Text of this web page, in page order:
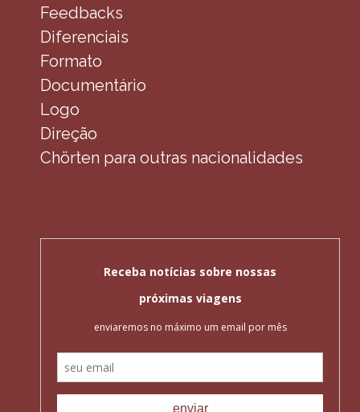
Feedbacks
Diferenciais
Formato
Documentário
Logo
Direção
Chörten para outras nacionalidades